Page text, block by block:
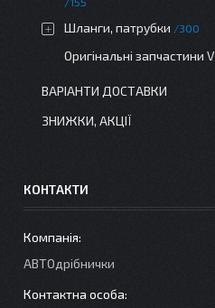
Шланги, патрубки 300
Оригінальні запчастини
ВАРІАНТИ ДОСТАВКИ
ЗНИЖКИ, АКЦІЇ
КОНТАКТИ
АВТОдрібнички